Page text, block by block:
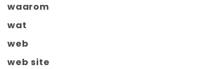
waarom
wat
web
web site